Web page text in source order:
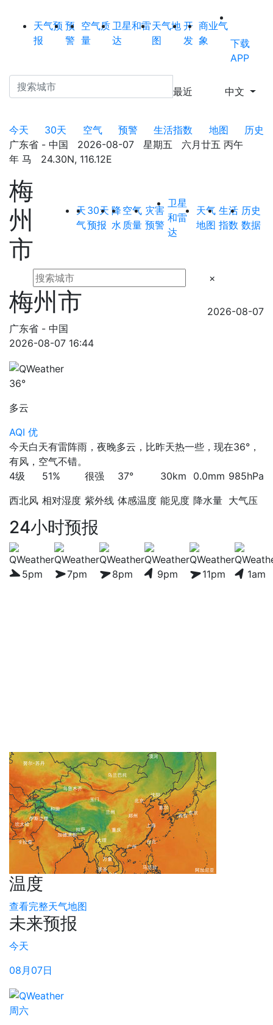
天气预
报
预
警
空气质
量
卫星和雷
达
天气地
图
开
发
商业气
象
下载
APP
最近 中文
今天 30天 空气 预警 生活指数 地图
历史
广东省 - 中国 2026-08-07 星期五 六月廿五 丙午
年 马 24.30N, 116.12E
梅
州
市
天
气
30天
预报
降
水
空气
质量
灾害
预警
卫星
和雷
达
天气
地图
生活
指数
历史
数据
×
梅州市
广东省 - 中国
2026-08-07
2026-08-07 16:44
36°
多云
AQI 优
今天白天有雷阵雨，夜晚多云，比昨天热一些，现在36°，
有风，空气不错。
4级
西北风
51%
相对湿度
很强
紫外线
37°
体感温度
30km
能见度
0.0mm
降水量
985hPa
大气压
24小时预报
5pm 7pm 8pm 9pm 11pm 1am
温度
查看完整天气地图
未来预报
今天
08月07日
周六